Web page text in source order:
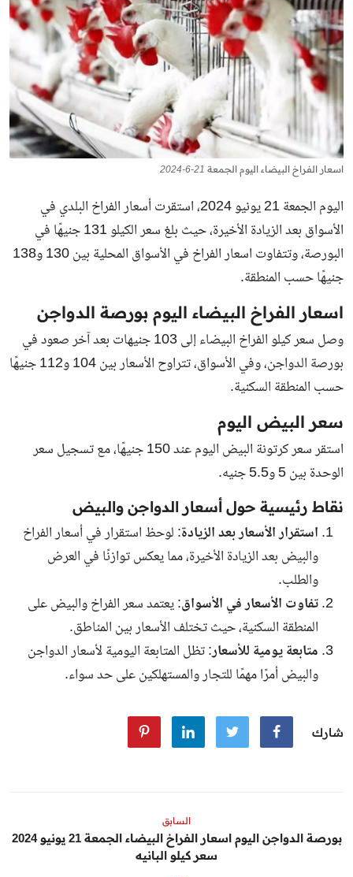
اسعار الفراخ البيضاء اليوم الجمعة 21-6-2024
اليوم الجمعة 21 يونيو 2024، استقرت أسعار الفراخ البلدي في
الأسواق بعد الزيادة الأخيرة، حيث بلغ سعر الكيلو 131 جنيهًا في
البورصة، وتتفاوت اسعار الفراخ في الأسواق المحلية بين 130 و138
جنيهًا حسب المنطقة.
اسعار الفراخ البيضاء اليوم بورصة الدواجن
وصل سعر كيلو الفراخ البيضاء
إلى 103 جنيهات بعد آخر صعود في
بورصة الدواجن، وفي الأسواق، تتراوح الأسعار بين 104 و112 جنيهًا
حسب المنطقة السكنية.
سعر البيض اليوم
استقر سعر كرتونة البيض اليوم عند 150 جنيهًا، مع تسجيل سعر
الوحدة بين 5 و5.5 جنيه.
نقاط رئيسية حول أسعار الدواجن والبيض
استقرار الأسعار بعد الزيادة: لوحظ استقرار في أسعار الفراخ
والبيض بعد الزيادة الأخيرة، مما يعكس توازنًا في العرض
والطلب.
تفاوت الأسعار في الأسواق: يعتمد سعر الفراخ والبيض على
المنطقة السكنية، حيث تختلف الأسعار بين المناطق.
متابعة يومية للأسعار: تظل المتابعة اليومية لأسعار الدواجن
والبيض أمرًا مهمًا للتجار والمستهلكين على حد سواء.
شارك
السابق
بورصة الدواجن اليوم اسعار الفراخ البيضاء الجمعة 21 يونيو 2024
سعر كيلو البانيه